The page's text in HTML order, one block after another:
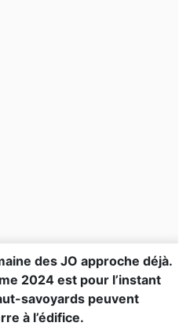
des JO approche déjà.
2024 est pour l’instant
savoyards peuvent
à l’édifice.